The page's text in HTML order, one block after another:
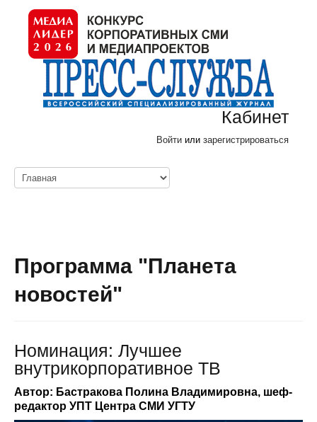
Кабинет
Войти или зарегистрироваться
Программа "Планета
новостей"
Номинация: Лучшее
внутрикорпоративное ТВ
Автор: Бастракова Полина Владимировна, шеф-
редактор УПТ Центра СМИ УГТУ